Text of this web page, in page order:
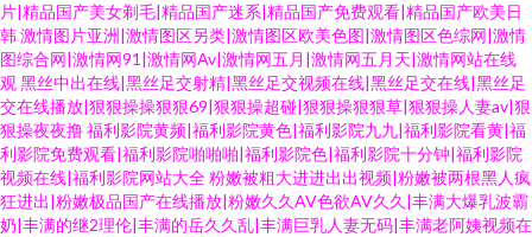
片|精品国产美女剃毛|精品国产迷系|精品国产免费观看|精品国产欧美日
韩激情图片亚洲|激情图区另类|激情图区欧美色图|激情图区色综网|激情
图综合网|激情网91|激情网Av|激情网五月|激情网五月天|激情网站在线
观黑丝中出在线|黑丝足交射精|黑丝足交视频在线|黑丝足交在线|黑丝足
交在线播放|狠狠操操狠狠69|狠狠操超碰|狠狠操狠狠草|狠狠操人妻av|狠
狠操夜夜撸福利影院黄频|福利影院黄色|福利影院九九|福利影院看黄|福
利影院免费观看|福利影院啪啪啪|福利影院色|福利影院十分钟|福利影院
视频在线|福利影院网站大全粉嫩被粗大进进出出视频|粉嫩被两根黑人疯
狂进出|粉嫩极品国产在线播放|粉嫩久久AV色欲AV久久|丰满大爆乳波霸
奶|丰满的继2理伦|丰满的岳久久乱|丰满巨乳人妻无码|丰满老阿姨视频在